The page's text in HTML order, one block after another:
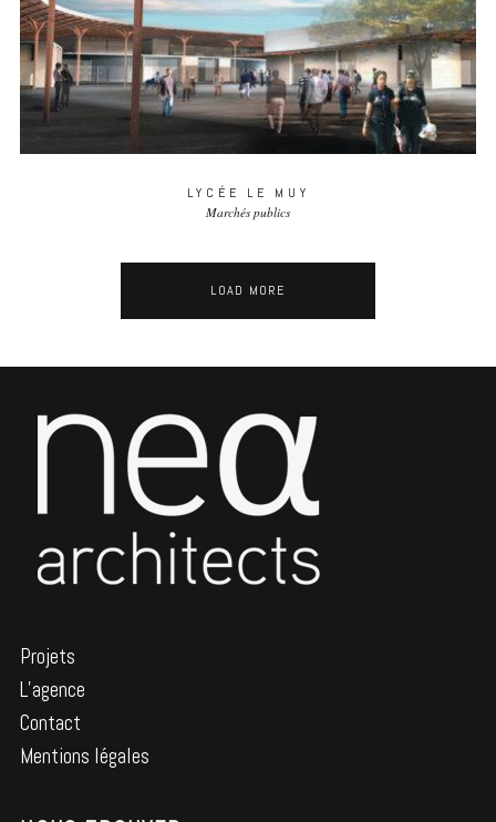
LYCÉE LE MUY
Marchés publics
LOAD MORE
Projets
L’agence
Contact
Mentions légales